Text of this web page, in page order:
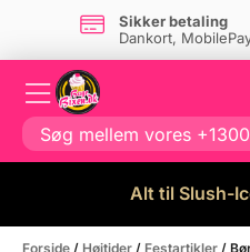
Sikker betaling
Dankort,
Alt til Slush-
Forside / Højtider / Festartikler /